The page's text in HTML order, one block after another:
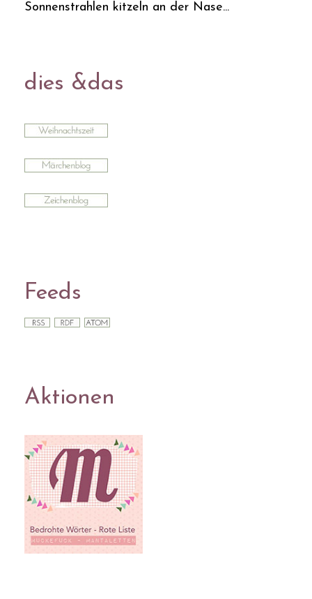
Sonnenstrahlen kitzeln an der Nase...
dies &das
Feeds
Aktionen